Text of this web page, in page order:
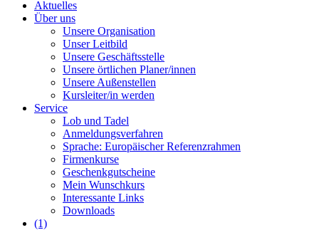
Aktuelles
Über uns
Unsere Organisation
Unser Leitbild
Unsere Geschäftsstelle
Unsere örtlichen Planer/innen
Unsere Außenstellen
Kursleiter/in werden
Service
Lob und Tadel
Anmeldungsverfahren
Sprache: Europäischer Referenzrahmen
Firmenkurse
Geschenkgutscheine
Mein Wunschkurs
Interessante Links
Downloads
(1)